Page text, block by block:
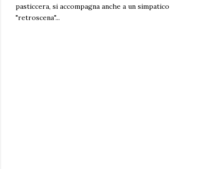
pasticcera, si accompagna anche a un simpatico
"retroscena"...